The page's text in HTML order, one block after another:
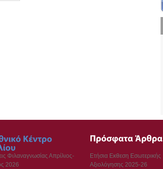
Φιλαναγνωσίας Απρίλιος-
2026
Ετήσια Εκθεση Εσωτερικής
Αξιολόγησης 2025-26